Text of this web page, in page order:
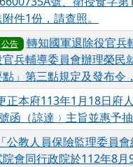
件1份，請查照。
公告
轉知國軍退除役官兵
官兵輔導委員會辦理榮民
」第三點規定及發布令
正本府113年1月18日府
函（諒達﹚主旨並惠予
「公教人員保險監理委員
會同行政院於112年8月